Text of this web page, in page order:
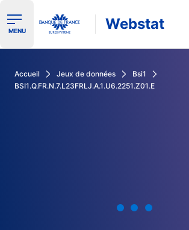
Ouvrir le menu de navigation
MENU Webstat
Accueil Jeux de données
Bsi1
BSI1.Q.FR.N.7.L23FRLJ.A.1.U6.2251.Z01.E